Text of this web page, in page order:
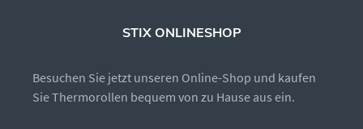
STIX ONLINESHOP
Besuchen Sie jetzt unseren Online-Shop und kaufen
Sie Thermorollen bequem von zu Hause aus ein.